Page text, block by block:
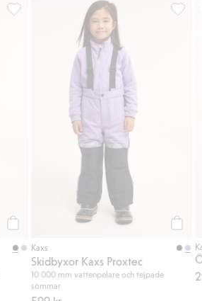
Skidbyxor Kaxs Proxtec, Lägg till i
Kaxs
Skidbyxor Kaxs Proxtec
10 000 mm vattenpelare och tejpade
sömmar